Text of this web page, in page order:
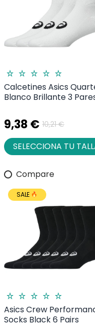
Calcetines Asics
Blanco Brillante 3
9,38 € 10,21 €
SELECCIONA TU
Compare
SALE
Asics Crew
Socks Black 6 Pairs